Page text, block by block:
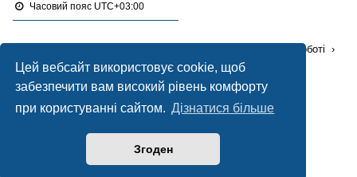
Цей вебсайт використовує cookie, щоб
забезпечити вам високий рівень комфорту
при користуванні сайтом. Дізнатися більше
Згоден
Часовий пояс UTC+03:00
Проблемні питання в роботі
Оцінка земельних ділянок
Працює наphpBB® Forum Software © phpBB Limited
LONER
Конфіденційність|Умови